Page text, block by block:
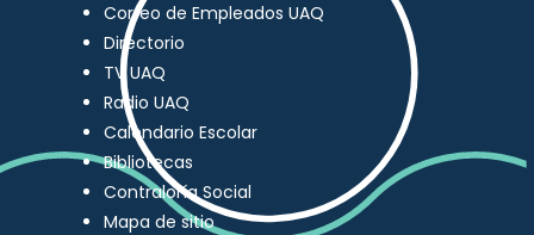
Correo de Empleados UAQ
Directorio
TV UAQ
Radio UAQ
Calendario Escolar
Bibliotecas
Contraloría Social
Mapa de sitio